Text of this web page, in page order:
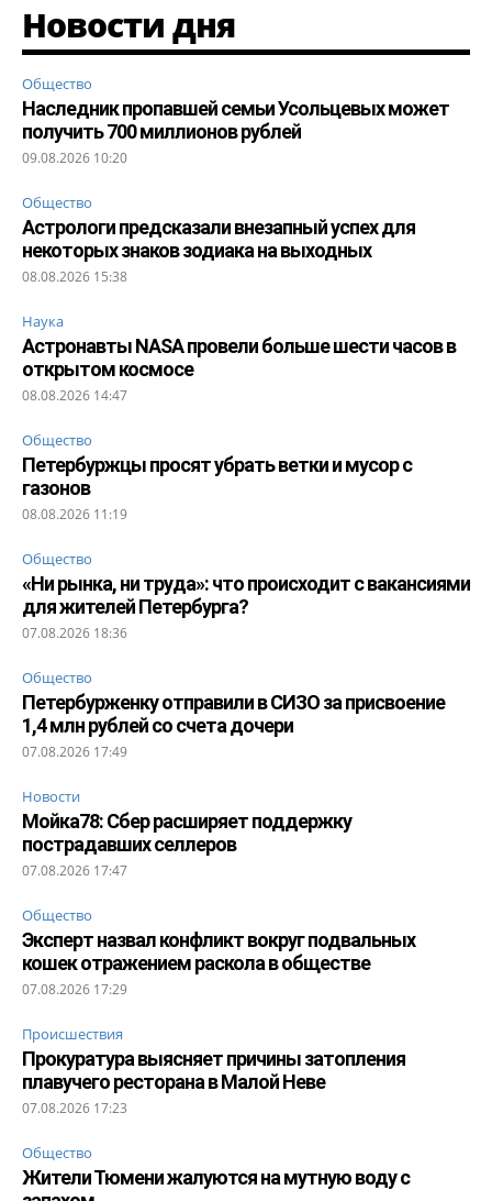
Новости дня
Общество
Наследник пропавшей семьи Усольцевых может
получить 700 миллионов рублей
09.08.2026 10:20
Общество
Астрологи предсказали внезапный успех для
некоторых знаков зодиака на выходных
08.08.2026 15:38
Наука
Астронавты NASA провели больше шести часов в
открытом космосе
08.08.2026 14:47
Общество
Петербуржцы просят убрать ветки и мусор с
газонов
08.08.2026 11:19
Общество
«Ни рынка, ни труда»: что происходит с вакансиями
для жителей Петербурга?
07.08.2026 18:36
Общество
Петербурженку отправили в СИЗО за присвоение
1,4 млн рублей со счета дочери
07.08.2026 17:49
Новости
Мойка78: Сбер расширяет поддержку
пострадавших селлеров
07.08.2026 17:47
Общество
Эксперт назвал конфликт вокруг подвальных
кошек отражением раскола в обществе
07.08.2026 17:29
Происшествия
Прокуратура выясняет причины затопления
плавучего ресторана в Малой Неве
07.08.2026 17:23
Общество
Жители Тюмени жалуются на мутную воду с